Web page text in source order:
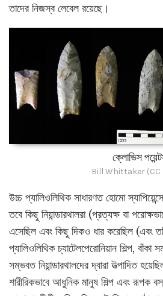
তাদের নিজস্ব লেবেল রয়েছে।
ক্লোভিস
Bill Whittaker (CC
উচ্চ প্যালিওলিথিক সাধারণত হোমো
তবে কিছু নিয়ান্ডারথালরা (প্রত্যক্ষ বা
এসেছিল এবং কিছু দিকও ধার করেছিল (এবং
প্যালিওলিথিক চ্যাটেলপেরোনিয়ান শিল্প, বাঁকা
সম্ভবত নিয়ান্ডারথালদের দ্বারা উত্পাদিত
শারীরিকভাবে আধুনিক মানুষ শিল্প এবং রূপক